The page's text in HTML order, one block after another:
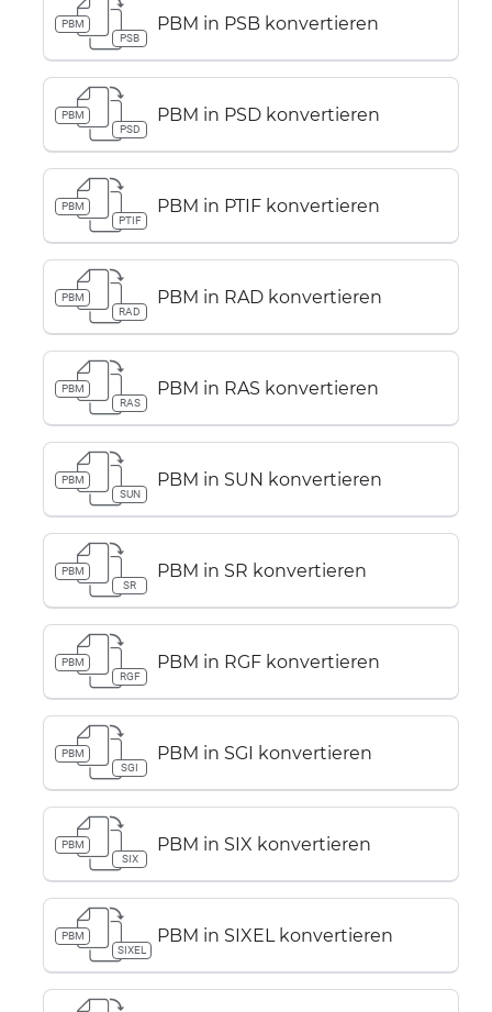
PBM
PSB
PBM in PSB konvertieren
PBM
PSD
PBM in PSD konvertieren
PBM
PTIF
PBM in PTIF konvertieren
PBM
RAD
PBM in RAD konvertieren
PBM
RAS
PBM in RAS konvertieren
PBM
SUN
PBM in SUN konvertieren
PBM
SR
PBM in SR konvertieren
PBM
RGF
PBM in RGF konvertieren
PBM
SGI
PBM in SGI konvertieren
PBM
SIX
PBM in SIX konvertieren
PBM
SIXEL
PBM in SIXEL konvertieren